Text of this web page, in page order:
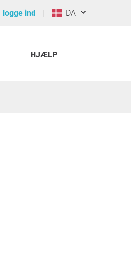
logge ind DA
HJÆLP